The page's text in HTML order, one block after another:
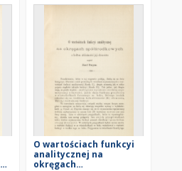
O wartościach funkcyi
analitycznej na
okręgach